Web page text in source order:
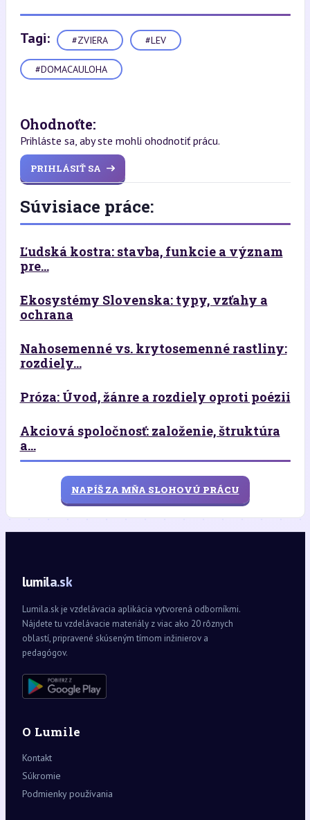
Tagi: #ZVIERA #LEV
#DOMACAULOHA
Ohodnoťte:
Prihláste sa, aby ste mohli ohodnotiť prácu.
PRIHLÁSIŤ SA
Súvisiace práce:
Ľudská kostra: stavba, funkcie a význam
pre...
Ekosystémy Slovenska: typy, vzťahy a
ochrana
Nahosemenné vs. krytosemenné rastliny:
rozdiely...
Próza: Úvod, žánre a rozdiely oproti poézii
Akciová spoločnosť: založenie, štruktúra
a...
NAPÍŠ ZA MŇA SLOHOVÚ PRÁCU
lumila.sk
Lumila.sk je vzdelávacia aplikácia vytvorená odborníkmi.
Nájdete tu vzdelávacie materiály z viac ako 20 rôznych
oblastí, pripravené skúseným tímom inžinierov a
pedagógov.
O Lumile
Kontakt
Súkromie
Podmienky používania